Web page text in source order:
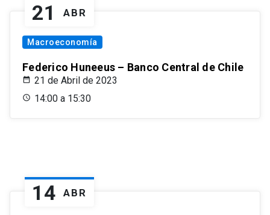
21 ABR
Macroeconomía
Federico Huneeus – Banco Central de Chile
21 de Abril de 2023
14:00 a 15:30
14 ABR